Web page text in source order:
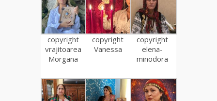
copyright
vrajitoarea
Morgana
copyright
Vanessa
copyright
elena-
minodora